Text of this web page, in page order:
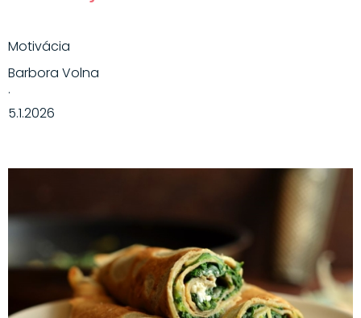
Motivácia
Barbora Volna
·
5.1.2026